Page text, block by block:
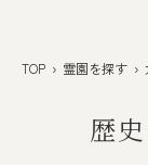
TOP › 霊園を探す ›
歴